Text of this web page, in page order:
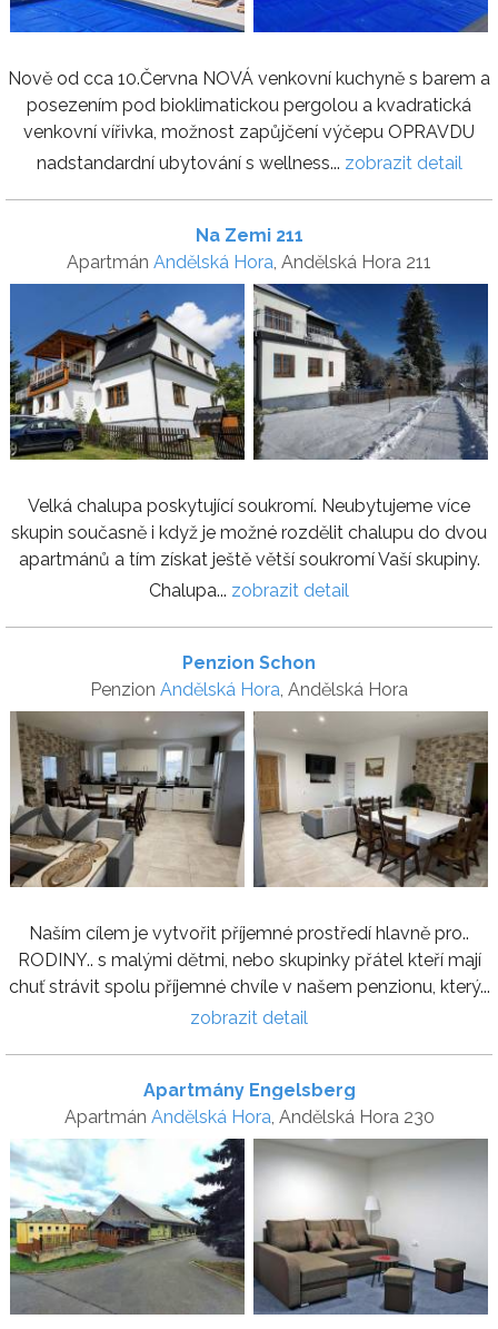
Nově od cca 10.Června NOVÁ venkovní kuchyně s barem a
posezením pod bioklimatickou pergolou a kvadratická
venkovní vířivka, možnost zapůjčení výčepu OPRAVDU
nadstandardní ubytování s wellness... zobrazit detail
Na Zemi 211
Apartmán Andělská Hora, Andělská Hora 211
Velká chalupa poskytující soukromí. Neubytujeme více
skupin současně i když je možné rozdělit chalupu do dvou
apartmánů a tím získat ještě větší soukromí Vaší skupiny.
Chalupa... zobrazit detail
Penzion Schon
Penzion Andělská Hora, Andělská Hora
Naším cílem je vytvořit příjemné prostředí hlavně pro..
RODINY.. s malými dětmi, nebo skupinky přátel kteří mají
chuť strávit spolu příjemné chvíle v našem penzionu, který...
zobrazit detail
Apartmány Engelsberg
Apartmán Andělská Hora, Andělská Hora 230